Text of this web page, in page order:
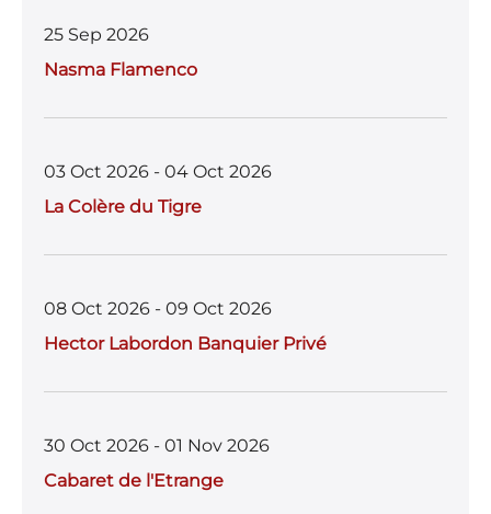
o
o
k
p
25 Sep 2026
Nasma Flamenco
03 Oct 2026 - 04 Oct 2026
La Colère du Tigre
08 Oct 2026 - 09 Oct 2026
Hector Labordon Banquier Privé
30 Oct 2026 - 01 Nov 2026
Cabaret de l'Etrange